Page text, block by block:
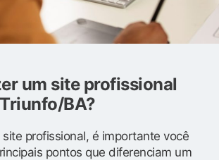
um site profissional
BA?
profissional, é importante você
pontos que diferenciam um